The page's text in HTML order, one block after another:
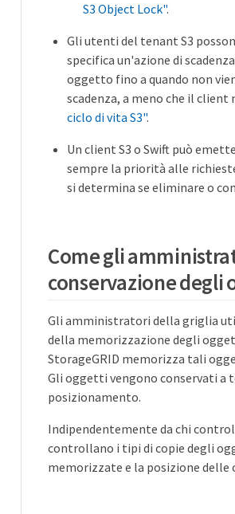
S3 Object Lock".
Gli utenti del tenant S3
specifica un'azione di
oggetto fino a quando non
scadenza, a meno che il
ciclo di vita S3".
Un client S3 o Swift può
sempre la priorità alle
si determina se eliminare o
Come gli
conservazione degli
Gli amministratori della griglia
della memorizzazione degli
StorageGRID memorizza tali
Gli oggetti vengono conservati a
posizionamento.
Indipendentemente da chi
controllano i tipi di copie degli
memorizzate e la posizione delle